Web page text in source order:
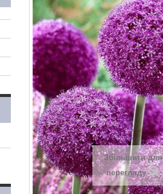
Збільшити для
перегляду